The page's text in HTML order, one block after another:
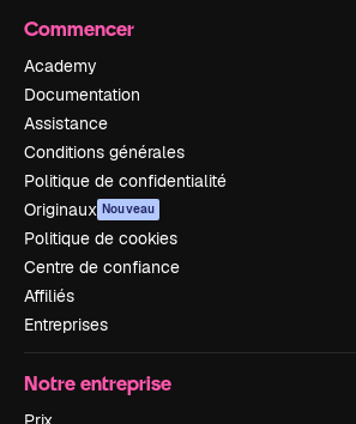
Commencer
Academy
Documentation
Assistance
Conditions générales
Politique de confidentialité
Originaux Nouveau
Politique de cookies
Centre de confiance
Affiliés
Entreprises
Notre entreprise